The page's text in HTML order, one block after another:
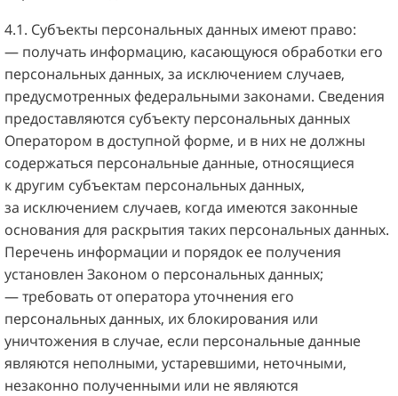
4.1. Субъекты персональных данных имеют право:
— получать информацию, касающуюся обработки его
персональных данных, за исключением случаев,
предусмотренных федеральными законами. Сведения
предоставляются субъекту персональных данных
Оператором в доступной форме, и в них не должны
содержаться персональные данные, относящиеся
к другим субъектам персональных данных,
за исключением случаев, когда имеются законные
основания для раскрытия таких персональных данных.
Перечень информации и порядок ее получения
установлен Законом о персональных данных;
— требовать от оператора уточнения его
персональных данных, их блокирования или
уничтожения в случае, если персональные данные
являются неполными, устаревшими, неточными,
незаконно полученными или не являются